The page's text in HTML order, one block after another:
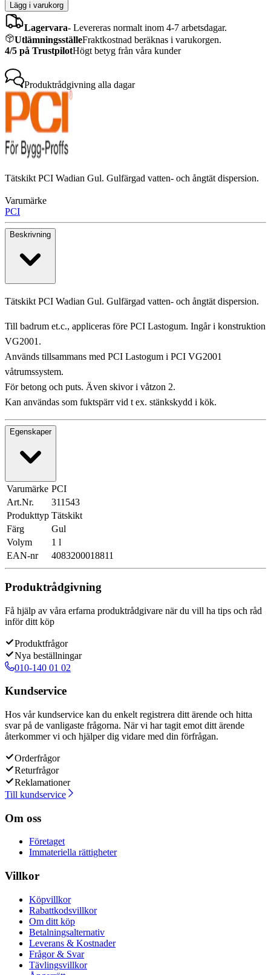
Lägg i varukorg
Lagervara- Levereras normalt inom 4-7 arbetsdagar.
UtlämningsställeFraktkostnad beräknas i varukorgen.
4/5 på TrustpilotHögt betyg från våra kunder
Produktrådgivning alla dagar
Tätskikt PCI Wadian Gul. Gulfärgad vatten- och ångtät dispersion.
Varumärke
PCI
Beskrivning
Tätskikt PCI Wadian Gul. Gulfärgad vatten- och ångtät dispersion.
Till badrum et.c., appliceras före PCI Lastogum. Ingår i konstruktion
VG2001.
Används tillsammans med PCI Lastogum i PCI VG2001
våtrumssystem.
För betong och puts. Även skivor i våtzon 2.
Kan användas som fuktspärr vid t ex. stänkskydd i kök.
Egenskaper
Varumärke PCI
Art.Nr.
311543
Produkttyp Tätskikt
Färg
Gul
Volym
1 l
EAN-nr
4083200018811
Produktrådgivning
Få hjälp av våra erfarna produktrådgivare när du vill ha tips och råd
inför ditt köp
Produktfrågor
Nya beställningar
010-140 01 02
Kundservice
Hos vår kundservice kan du enkelt registrera ditt ärende och hitta
svar på de vanligaste frågorna. När vi har tagit emot ditt ärende
återkommer vi och hjälper dig vidare med din förfrågan.
Orderfrågor
Returfrågor
Reklamationer
Till kundservice
Om oss
Företaget
Immateriella rättigheter
Villkor
Köpvillkor
Rabattkodsvillkor
Om ditt köp
Betalningsalternativ
Leverans & Kostnader
Frågor & Svar
Tävlingsvillkor